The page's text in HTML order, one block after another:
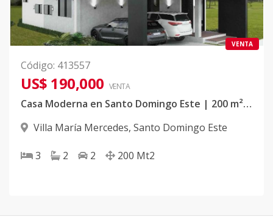
VENTA
Código: 413557
US$ 190,000 VENTA
Casa Moderna en Santo Domingo Este | 200 m² | US$190K – Espacios que Sí Valen la Pena
Villa María Mercedes, Santo Domingo Este
3 2 2 200 Mt2